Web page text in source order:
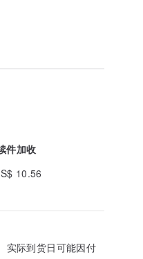
件加收
10.56
实际到货日可能因付